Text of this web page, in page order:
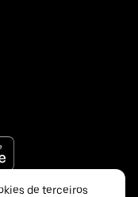
de terceiros